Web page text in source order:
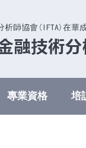
專業資格 培